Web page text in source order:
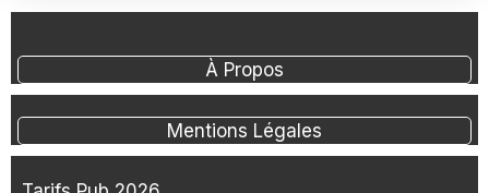
À Propos
Mentions Légales